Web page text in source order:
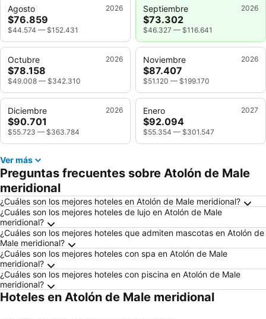
Agosto 2026
$76.859
$44.574 — $152.431
Septiembre 2026
$73.302
$46.327 — $116.641
Octubre 2026
$78.158
$49.008 — $342.310
Noviembre 2026
$87.407
$51.120 — $199.170
Diciembre 2026
$90.701
$55.723 — $363.784
Enero 2027
$92.094
$55.354 — $301.547
Ver más
Preguntas frecuentes sobre Atolón de Male
meridional
¿Cuáles son los mejores hoteles en Atolón de Male meridional?
¿Cuáles son los mejores hoteles de lujo en Atolón de Male
meridional?
¿Cuáles son los mejores hoteles que admiten mascotas en Atolón de
Male meridional?
¿Cuáles son los mejores hoteles con spa en Atolón de Male
meridional?
¿Cuáles son los mejores hoteles con piscina en Atolón de Male
meridional?
Hoteles en Atolón de Male meridional